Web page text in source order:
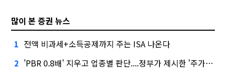
많이 본 증권 뉴스
1 전액 비과세+소득공제까지 주는 ISA 나온다
2 'PBR 0.8배' 지우고 업종별 판단....정부가 제시한 '주가 누르기' 방지법